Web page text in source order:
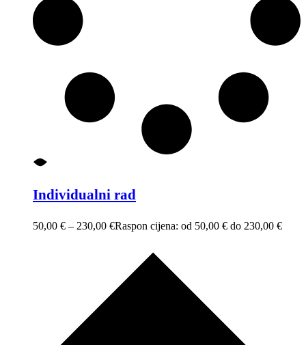
Individualni rad
50,00 € – 230,00 €Raspon cijena: od 50,00 € do 230,00 €